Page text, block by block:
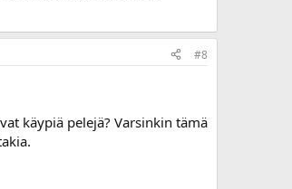
#8
käypiä pelejä? Varsinkin tämä